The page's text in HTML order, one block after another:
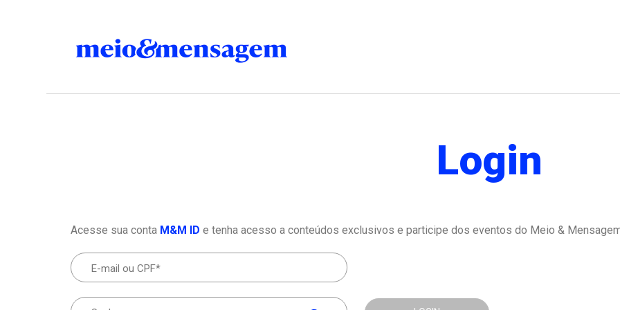
Login
Acesse sua conta M&M ID e tenha acesso a conteúdos exclusivos e participe dos eventos do Meio &